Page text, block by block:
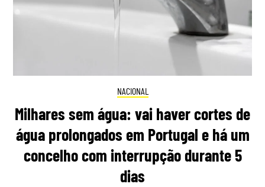
NACIONAL
Milhares sem água: vai haver cortes de
água prolongados em Portugal e há um
concelho com interrupção durante 5
dias